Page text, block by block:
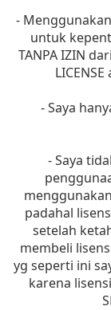
-
untuk
TANPA IZIN
- Saya
- Saya
padahal
setelah
membeli
yg seperti ini
karena